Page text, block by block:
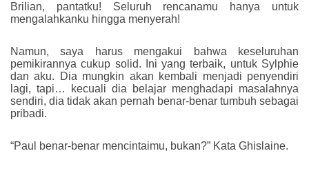
Brilian, pantatku! Seluruh rencanamu hanya untuk
mengalahkanku hingga menyerah!
Namun, saya harus mengakui bahwa keseluruhan
pemikirannya cukup solid. Ini yang terbaik, untuk Sylphie
dan aku. Dia mungkin akan kembali menjadi penyendiri
lagi, tapi… kecuali dia belajar menghadapi masalahnya
sendiri, dia tidak akan pernah benar-benar tumbuh sebagai
pribadi.
“Paul benar-benar mencintaimu, bukan?” Kata Ghislaine.